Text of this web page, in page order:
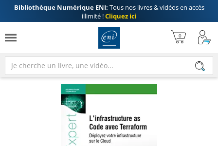
Bibliothèque Numérique ENI: Tous nos livres & vidéos en accès
illimité !Cliquez ici